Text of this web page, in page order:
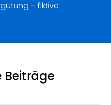
– fiktive
Beiträge